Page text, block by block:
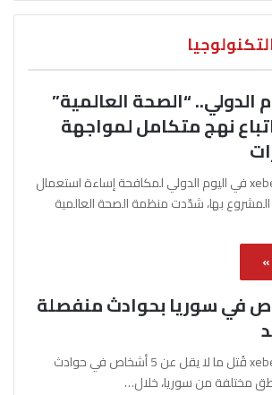
الدولي.. “الصحة العالمية”
نهج متكامل لمواجهة
آفرين علو ـ xeber24.net في اليوم الدولي لمكافحة إساءة استعمال
المشروع بها، شدّدت منظمة الصحة العالمية
أشخاص في سوريا بحوادث منفصلة
آفرين علو ـ xeber24.net قُتل ما لا يقل عن 5 أشخاص في حوادث
مختلفة من سوريا، خلال…